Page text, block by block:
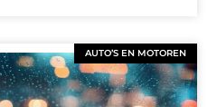
AUTO’S EN MOTOREN